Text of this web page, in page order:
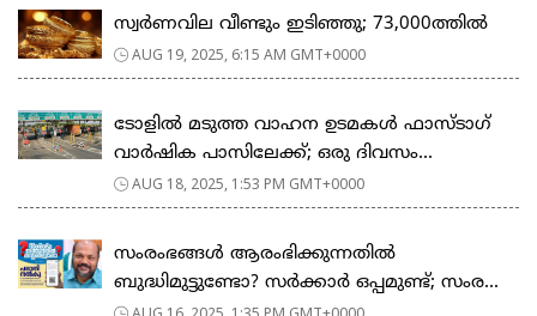
സ്വർണവില വീണ്ടും ഇടിഞ്ഞു; 73,000ത്തിൽ
AUG 19, 2025, 6:15 AM GMT+0000
ടോളില്‍ മടുത്ത വാഹന ഉടമകള്‍ ഫാസ്ടാഗ്
വാര്‍ഷിക പാസിലേക്ക്; ഒരു ദിവസം...
AUG 18, 2025, 1:53 PM GMT+0000
സംരംഭങ്ങൾ ആരംഭിക്കുന്നതിൽ
ബുദ്ധിമുട്ടുണ്ടോ? സർക്കാർ ഒപ്പമുണ്ട്; സംര...